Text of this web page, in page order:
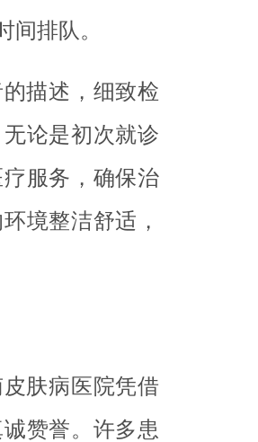
排队。
描述，细致检
论是初次就诊
服务，确保治
境整洁舒适，
肤病医院凭借
赞誉。许多患